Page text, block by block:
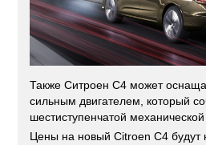
Также Ситроен С4 может
сильным двигателем, который
шестиступенчатой
Цены на новый Citroen C4 будут